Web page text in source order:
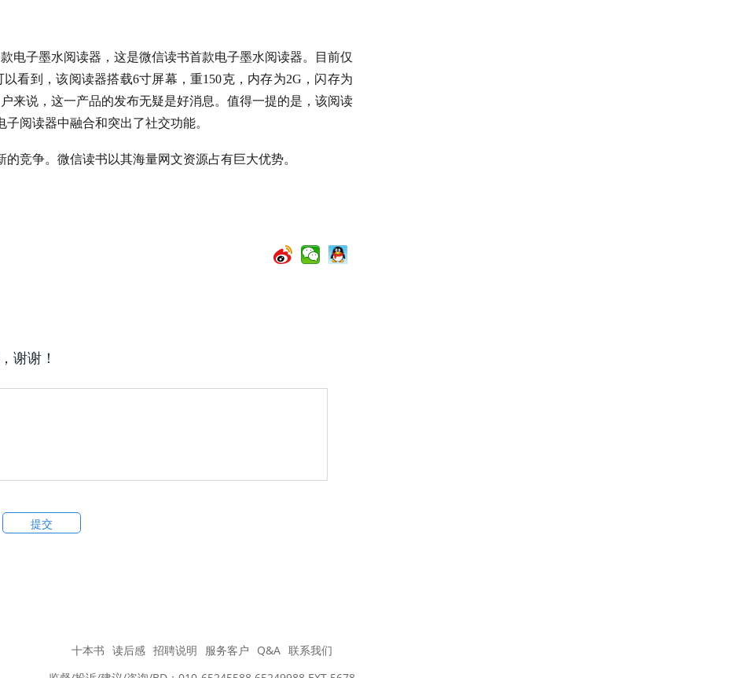
电子墨水阅读器，这是微信读书首款电子墨水阅读器。目前仅
看到，该阅读器搭载6寸屏幕，重150克，内存为2G，闪存为
来说，这一产品的发布无疑是好消息。值得一提的是，该阅读
阅读器中融合和突出了社交功能。
竞争。微信读书以其海量网文资源占有巨大优势。
谢谢！
十本书 读后感 招聘说明 服务客户 Q&A 联系我们